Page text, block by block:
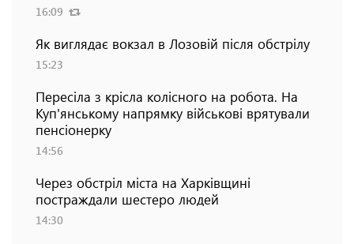
16:09
Як виглядає вокзал в Лозовій після обстрілу
15:23
Пересіла з крісла колісного на робота. На
Куп'янському напрямку військові врятували
пенсіонерку
14:56
Через обстріл міста на Харківщині
постраждали шестеро людей
14:30